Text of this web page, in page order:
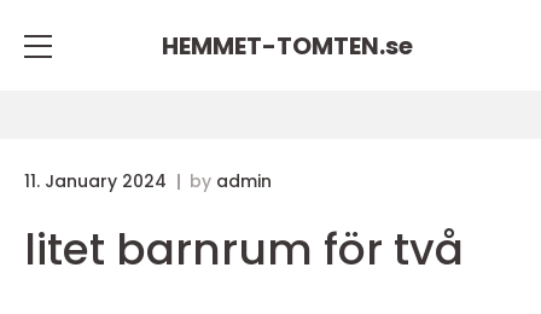
HEMMET-TOMTEN.se
11. January 2024 by admin
litet barnrum för två